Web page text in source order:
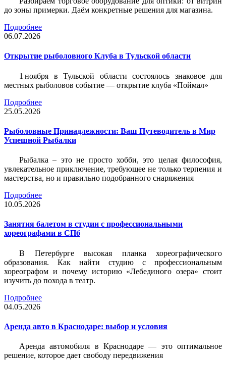
до зоны примерки. Даём конкретные решения для магазина.
Подробнее
06.07.2026
Открытие рыболовного Клуба в Тульской области
1 ноября в Тульской области состоялось знаковое для
местных рыболовов событие — открытие клуба «Поймал»
Подробнее
25.05.2026
Рыболовные Принадлежности: Ваш Путеводитель в Мир
Успешной Рыбалки
Рыбалка – это не просто хобби, это целая философия,
увлекательное приключение, требующее не только терпения и
мастерства, но и правильно подобранного снаряжения
Подробнее
10.05.2026
Занятия балетом в студии с профессиональными
хореографами в СПб
В Петербурге высокая планка хореографического
образования. Как найти студию с профессиональным
хореографом и почему историю «Лебединого озера» стоит
изучить до похода в театр.
Подробнее
04.05.2026
Аренда авто в Краснодаре: выбор и условия
Аренда автомобиля в Краснодаре — это оптимальное
решение, которое дает свободу передвижения